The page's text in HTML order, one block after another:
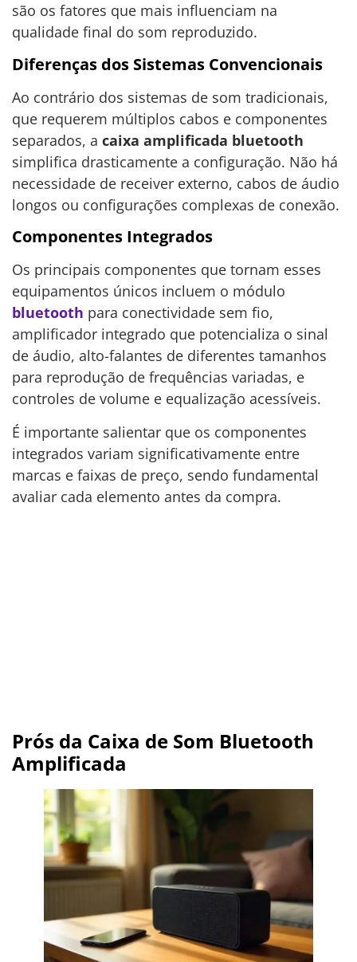
são os fatores que mais influenciam na
qualidade final do som reproduzido.
Diferenças dos Sistemas Convencionais
Ao contrário dos sistemas de som tradicionais,
que requerem múltiplos cabos e componentes
separados, a caixa amplificada bluetooth
simplifica drasticamente a configuração. Não há
necessidade de receiver externo, cabos de áudio
longos ou configurações complexas de conexão.
Componentes Integrados
Os principais componentes que tornam esses
equipamentos únicos incluem o módulo
bluetooth para conectividade sem fio,
amplificador integrado que potencializa o sinal
de áudio, alto-falantes de diferentes tamanhos
para reprodução de frequências variadas, e
controles de volume e equalização acessíveis.
É importante salientar que os componentes
integrados variam significativamente entre
marcas e faixas de preço, sendo fundamental
avaliar cada elemento antes da compra.
Prós da Caixa de Som Bluetooth
Amplificada